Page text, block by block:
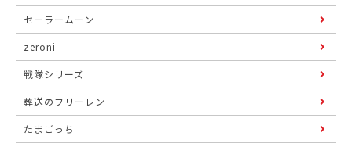
セーラームーン
zeroni
戦隊シリーズ
葬送のフリーレン
たまごっち